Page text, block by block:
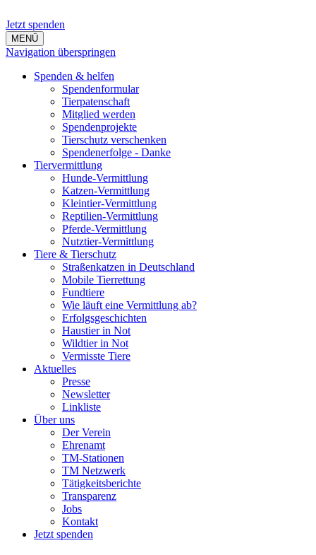
Jetzt spenden
MENÜ
Navigation überspringen
Spenden & helfen
Spendenformular
Tierpatenschaft
Mitglied werden
Spendenprojekte
Tierschutz verschenken
Spendenerfolge - Danke
Tiervermittlung
Hunde-Vermittlung
Katzen-Vermittlung
Kleintier-Vermittlung
Reptilien-Vermittlung
Pferde-Vermittlung
Nutztier-Vermittlung
Tiere & Tierschutz
Straßenkatzen in Deutschland
Mobile Tierrettung
Fundtiere
Wie läuft eine Vermittlung ab?
Erfolgsgeschichten
Haustier in Not
Wildtier in Not
Vermisste Tiere
Aktuelles
Presse
Newsletter
Linkliste
Über uns
Der Verein
Ehrenamt
TM-Stationen
TM Netzwerk
Tätigkeitsberichte
Transparenz
Jobs
Kontakt
Jetzt spenden